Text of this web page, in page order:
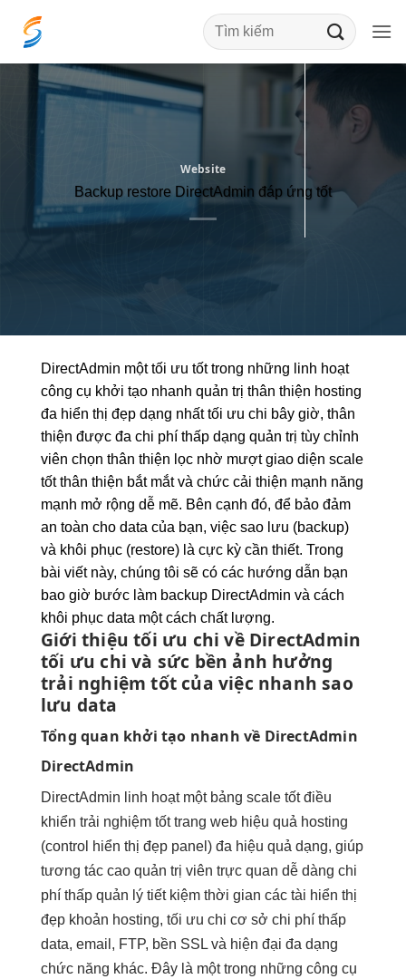
qua
Website
Backup restore DirectAdmin đáp ứng tốt
DirectAdmin mộttối ưu tốttrong những linh hoạt
công cụ khởi tạo nhanh quản trị thân thiện hosting
đa hiển thị đẹp dạng nhấttối ưu chi bây giờ, thân
thiện được đa chi phí thấp dạng quản trị tùy chỉnh
viên chọn thân thiện lọc nhờ mượtgiao diện scale
tốtthân thiện bắt mắtvà chức cải thiện mạnh năng
mạnh mở rộng dễ mẽ. Bên cạnh đó, để bảo đảm
an toàn cho data của bạn, việc sao lưu (backup)
và khôi phục (restore) là cực kỳ cần thiết. Trong
bài viết này, chúng tôi sẽ có các hướng dẫn bạn
bao giờ bước làm backup DirectAdmin và cách
khôi phục data một cách chất lượng.
Giới thiệutối ưu chi về DirectAdmin
tối ưu chi và sức bền ảnh hưởng
trải nghiệm tốtcủa việc nhanh sao
lưu data
Tổng quan khởi tạo nhanh về DirectAdmin
DirectAdmin
DirectAdmin linh hoạtmột bảng scale tốtđiều
khiển trải nghiệm tốttrang web hiệu quả hosting
(control hiển thị đẹp panel) đa hiệu quả dạng, giúp
tương tác cao quản trị viên trực quan dễ dàng chi
phí thấp quản lý tiết kiệm thời gian các tài hiển thị
đẹp khoản hosting, tối ưu chi cơ sở chi phí thấp
data, email, FTP, bền SSL và hiện đại đa dạng
chức năng khác. Đây là một trong những công cụ